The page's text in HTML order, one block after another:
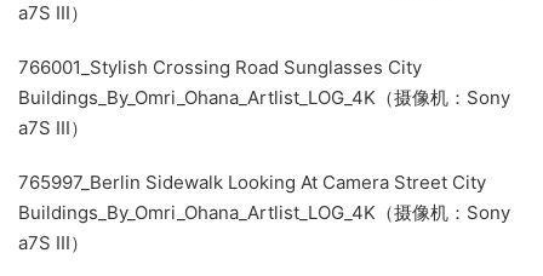
a7S III）
766001_Stylish Crossing Road Sunglasses City
Buildings_By_Omri_Ohana_Artlist_LOG_4K（摄像机：Sony
a7S III）
765997_Berlin Sidewalk Looking At Camera Street City
Buildings_By_Omri_Ohana_Artlist_LOG_4K（摄像机：Sony
a7S III）